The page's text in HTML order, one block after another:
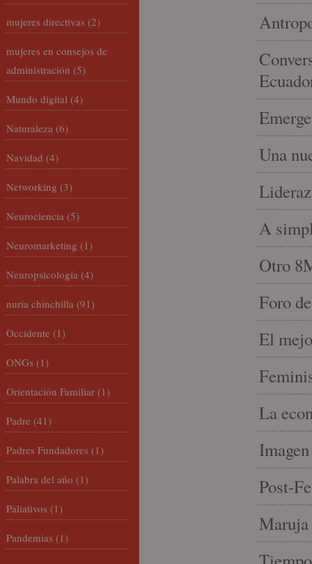
Una
A
Otro
Foro
El
La
Post-
Maruja
mujeres directivas (2)
mujeres en consejos de
administración (5)
Mundo digital (4)
Naturaleza (6)
Navidad (4)
Networking (3)
Neurociencia (5)
Neuromarketing (1)
Neuropsicología (4)
nuria chinchilla (91)
Occidente (1)
ONGs (1)
Orientación Familiar (1)
Padre (41)
Padres Fundadores (1)
Palabra del año (1)
Paliativos (1)
Pandemias (1)